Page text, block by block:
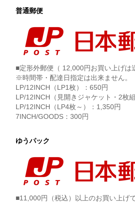
普通郵便
■定形外郵便（ 12,000円お買い上げは
※時間帯・配達日指定は出来ません。
LP/12INCH（LP1枚）：650円
LP/12INCH（見開きジャケット・2枚
LP/12INCH（LP4枚～）：1,350円
7INCH/GOODS：300円
ゆうパック
■11,000円（税込）以上のお買い上げ